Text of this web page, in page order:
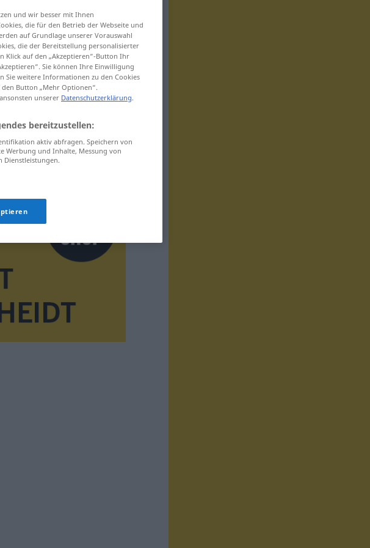
und wir besser mit Ihnen
die für den Betrieb der Webseite und
auf Grundlage unserer Vorauswahl
die der Bereitstellung personalisierter
Klick auf den „Akzeptieren“-Button Ihr
Sie können Ihre Einwilligung
Sie weitere Informationen zu den Cookies
Button „Mehr Optionen“.
unserer Datenschutzerklärung.
bereitzustellen:
aktiv abfragen. Speichern von
Werbung und Inhalte, Messung von
Dienstleistungen.